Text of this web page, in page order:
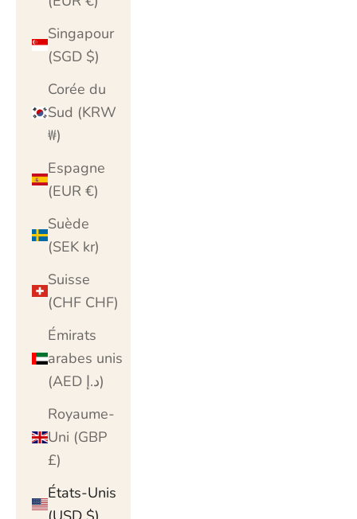
Singapour
(SGD $)
Corée du
Sud (KRW
₩)
Espagne
(EUR €)
Suède
(SEK kr)
Suisse
(CHF CHF)
Émirats
arabes unis
(AED د.إ)
Royaume-
Uni (GBP
£)
États-Unis